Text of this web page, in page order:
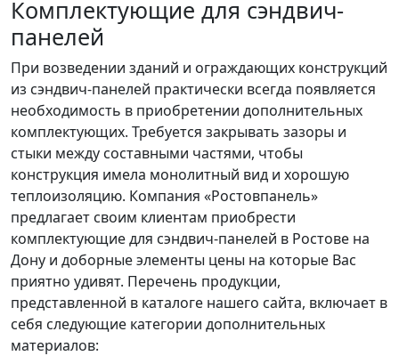
Комплектующие для сэндвич-
панелей
При возведении зданий и ограждающих конструкций
из сэндвич-панелей практически всегда появляется
необходимость в приобретении дополнительных
комплектующих. Требуется закрывать зазоры и
стыки между составными частями, чтобы
конструкция имела монолитный вид и хорошую
теплоизоляцию. Компания «Ростовпанель»
предлагает своим клиентам приобрести
комплектующие для сэндвич-панелей в Ростове на
Дону и доборные элементы цены на которые Вас
приятно удивят. Перечень продукции,
представленной в каталоге нашего сайта, включает в
себя следующие категории дополнительных
материалов: